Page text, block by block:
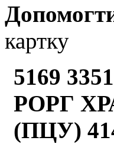
картку
5169
РОРГ
(ПЦУ)